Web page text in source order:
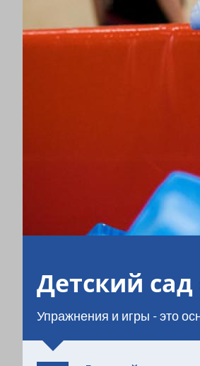
Детский
Упражнения и игры - это